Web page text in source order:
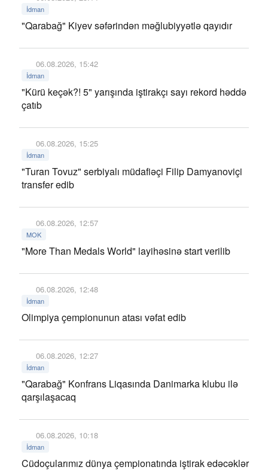
İdman
"Qarabağ" Kiyev səfərindən məğlubiyyətlə qayıdır
06.08.2026, 15:42
İdman
"Kürü keçək?! 5" yarışında iştirakçı sayı rekord həddə
çatıb
06.08.2026, 15:25
İdman
"Turan Tovuz" serbiyalı müdafiəçi Filip Damyanoviçi
transfer edib
06.08.2026, 12:57
MOK
"More Than Medals World" layihəsinə start verilib
06.08.2026, 12:48
İdman
Olimpiya çempionunun atası vəfat edib
06.08.2026, 12:27
İdman
"Qarabağ" Konfrans Liqasında Danimarka klubu ilə
qarşılaşacaq
06.08.2026, 10:18
İdman
Cüdoçularımız dünya çempionatında iştirak edəcəklər